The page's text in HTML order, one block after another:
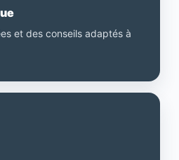
et des conseils adaptés à